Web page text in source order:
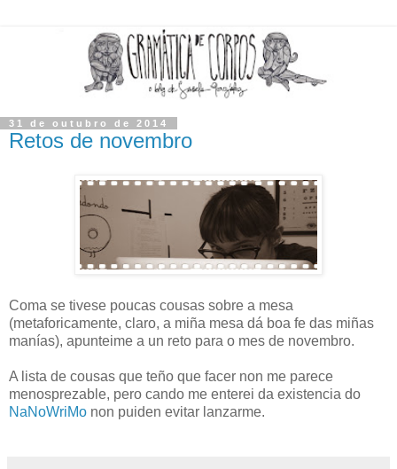
31 de outubro de 2014
Retos de novembro
Coma se tivese poucas cousas sobre a mesa
(metaforicamente, claro, a miña mesa dá boa fe das miñas
manías), apunteime a un reto para o mes de novembro.
A lista de cousas que teño que facer non me parece
menosprezable, pero cando me enterei da existencia do
NaNoWriMo non puiden evitar lanzarme.